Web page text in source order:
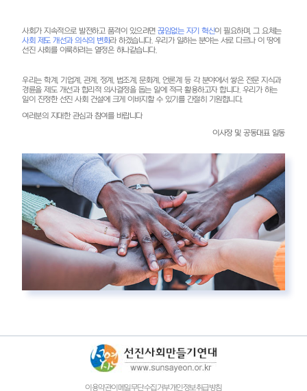
사회가 지속적으로 발전하고 품격이 있으려면끊임없는 자기 혁신이 필요하며, 그 요체는
사회 제도 개선과 의식의 변화라 하겠습니다. 우리가 일하는 분야는 서로 다르나 이 땅에
선진 사회를 이룩하려는 열정은 하나같습니다.
우리는 학계, 기업계, 관계, 정계, 법조계, 문화계, 언론계 등 각 분야에서 쌓은 전문 지식과
경륜을 제도 개선과 합리적 의사결정을 돕는 일에 적극 활용하고자 합니다. 우리가 하는
일이 진정한 선진 사회 건설에 크게 이바지할 수 있기를 간절히 기원합니다.
여러분의 지대한 관심과 참여를 바랍니다
이사장 및 공동대표 일동
이용약관이메일무단수집거부개인정보취급방침